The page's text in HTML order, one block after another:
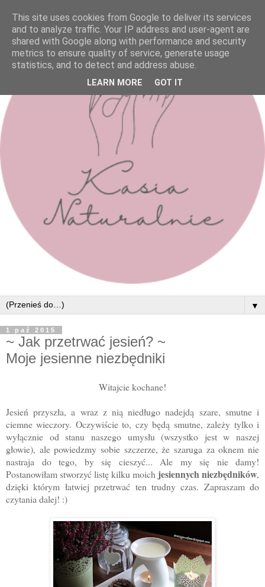
▼
1 paź 2015
~ Jak przetrwać jesień? ~
Moje jesienne niezbędniki
Witajcie kochane!
Jesień przyszła, a wraz z nią niedługo nadejdą szare, smutne i
ciemne wieczory. Oczywiście to, czy będą smutne, zależy tylko i
wyłącznie od stanu naszego umysłu (wszystko jest w naszej
głowie), ale powiedzmy sobie szczerze, że szaruga za oknem nie
nastraja do tego, by się cieszyć... Ale my się nie damy!
Postanowiłam stworzyć listę kilku moich jesiennych niezbędników,
dzięki którym łatwiej przetrwać ten trudny czas. Zapraszam do
czytania dalej! :)
This site uses cookies from Google to deliver its services
and to analyze traffic. Your IP address and user-agent are
shared with Google along with performance and security
metrics to ensure quality of service, generate usage
statistics, and to detect and address abuse.
LEARN MORE GOT IT